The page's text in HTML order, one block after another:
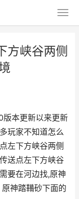
方峡谷两侧
版本更新以来更新
玩家不知道怎么
左下方峡谷两侧
送点左下方峡谷
要在河边找,原神
神踏鞴砂下面的